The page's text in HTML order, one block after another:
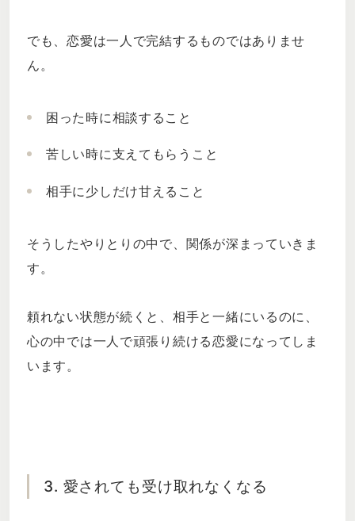
でも、恋愛は一人で完結するものではありませ
ん。
困った時に相談すること
苦しい時に支えてもらうこと
相手に少しだけ甘えること
そうしたやりとりの中で、関係が深まっていきま
す。
頼れない状態が続くと、相手と一緒にいるのに、
心の中では一人で頑張り続ける恋愛になってしま
います。
3. 愛されても受け取れなくなる